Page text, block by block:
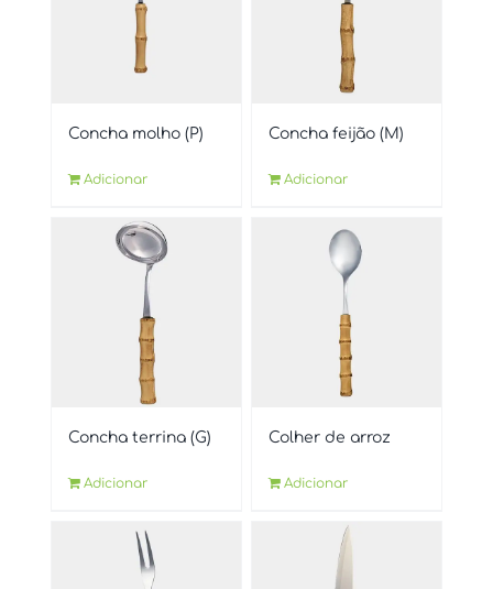
Concha molho (P)
Adicionar
Concha feijão (M)
Adicionar
Concha terrina (G)
Adicionar
Colher de arroz
Adicionar